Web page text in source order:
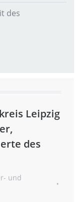
des
Leipzig
des
und